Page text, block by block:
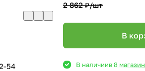
54
2 862 ₽/шт
В
В наличиив 8